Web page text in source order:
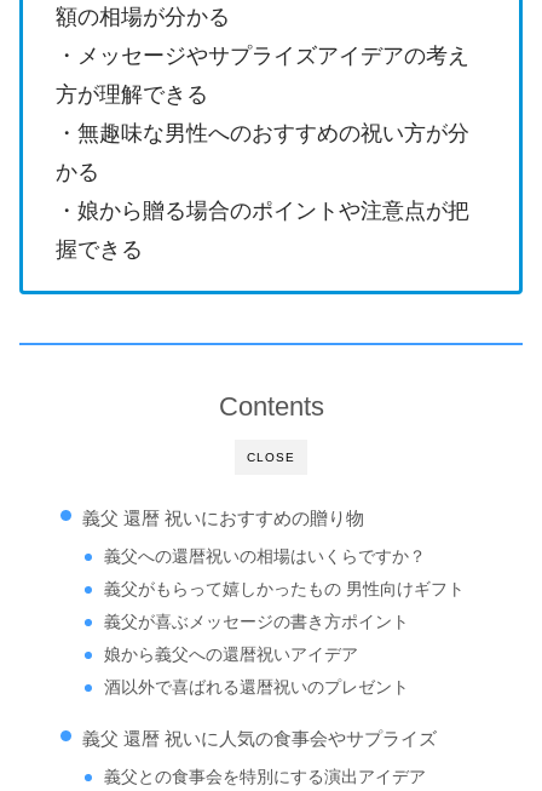
額の相場が分かる
・メッセージやサプライズアイデアの考え
方が理解できる
・無趣味な男性へのおすすめの祝い方が分
かる
・娘から贈る場合のポイントや注意点が把
握できる
CLOSE
Contents
義父 還暦 祝いにおすすめの贈り物
義父への還暦祝いの相場はいくらですか？
義父がもらって嬉しかったもの 男性向けギフト
義父が喜ぶメッセージの書き方ポイント
娘から義父への還暦祝いアイデア
酒以外で喜ばれる還暦祝いのプレゼント
義父 還暦 祝いに人気の食事会やサプライズ
義父との食事会を特別にする演出アイデア